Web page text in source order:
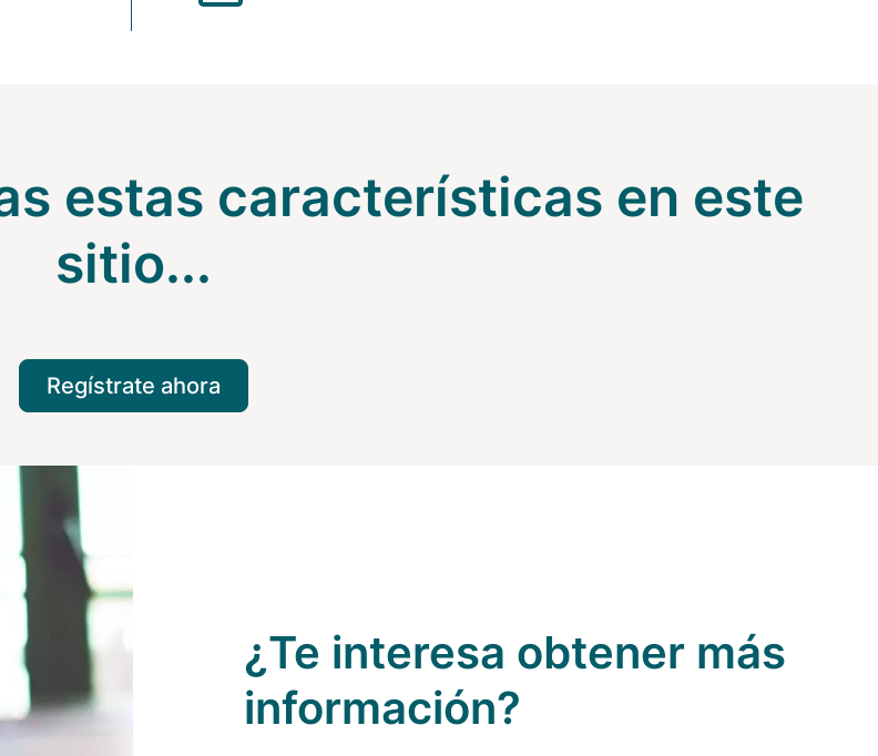
estas características en este
sitio...
Regístrate ahora
¿Te interesa obtener más
información?